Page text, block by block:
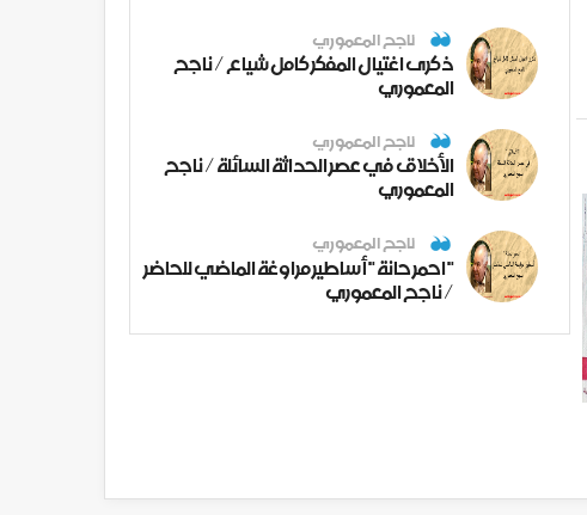
ناجح المعموري
ذكرى اغتيال المفكر كامل شياع / ناجح
المعموري
ناجح المعموري
الأخلاق في عصر الحداثة السائلة / ناجح
المعموري
ناجح المعموري
" احمر حانة " أساطير مراوغة الماضي للحاضر
/ ناجح المعموري